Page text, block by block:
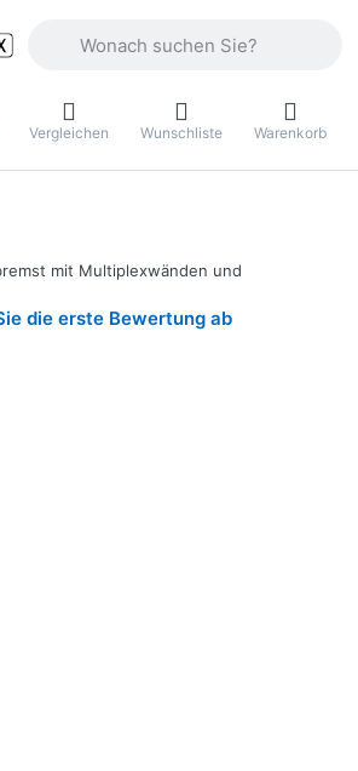
Vergleichen Wunschliste Warenkorb
mit Multiplexwänden und
die erste Bewertung ab